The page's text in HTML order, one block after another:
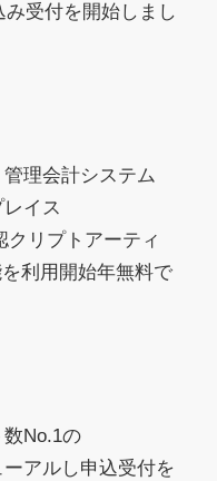
受付を開始しまし
管理会計システム
レイス
クリプトアーティ
利用開始年無料で
No.1の
ーアルし申込受付を